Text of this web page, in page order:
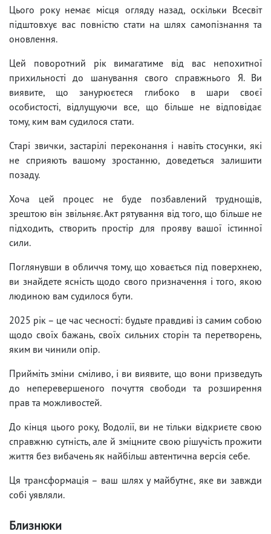
Цього року немає місця огляду назад, оскільки Всесвіт
підштовхує вас повністю стати на шлях самопізнання та
оновлення.
Цей поворотний рік вимагатиме від вас непохитної
прихильності до шанування свого справжнього Я. Ви
виявите, що занурюєтеся глибоко в шари своєї
особистості, відлущуючи все, що більше не відповідає
тому, ким вам судилося стати.
Старі звички, застарілі переконання і навіть стосунки, які
не сприяють вашому зростанню, доведеться залишити
позаду.
Хоча цей процес не буде позбавлений труднощів,
зрештою він звільняє. Акт рятування від того, що більше не
підходить, створить простір для прояву вашої істинної
сили.
Поглянувши в обличчя тому, що ховається під поверхнею,
ви знайдете ясність щодо свого призначення і того, якою
людиною вам судилося бути.
2025 рік – це час чесності: будьте правдиві із самим собою
щодо своїх бажань, своїх сильних сторін та перетворень,
яким ви чинили опір.
Прийміть зміни сміливо, і ви виявите, що вони призведуть
до неперевершеного почуття свободи та розширення
прав та можливостей.
До кінця цього року, Водолії, ви не тільки відкриєте свою
справжню сутність, але й зміцните свою рішучість прожити
життя без вибачень як найбільш автентична версія себе.
Ця трансформація – ваш шлях у майбутнє, яке ви завжди
собі уявляли.
Близнюки